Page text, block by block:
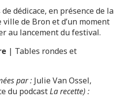
dédicace, en présence de la
de Bron et d’un moment
au lancement du festival.
| Tables rondes et
par: Julie Van Ossel,
du podcastLa recette) :